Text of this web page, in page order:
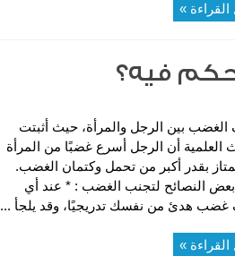
»
فيه؟
الغضب بين الرجل والمرأة، حيث أثبتت
العلمية أن الرجل أسرع غضبًا من المرأة
بقدر أكبر من تحمل وكتمان الغضب.
بعض النصائح لتجنب الغضب : * عند أي
هدئ من نفسك تدريجيًا، وقد يلجأ ...
»